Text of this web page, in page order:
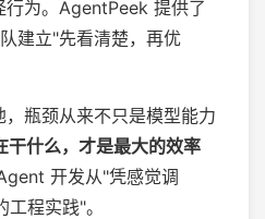
行为。AgentPeek 提供了
建立"先看清楚，再优
瓶颈从来不只是模型能力
什么，才是最大的效率
开发从"凭感觉调
程实践"。